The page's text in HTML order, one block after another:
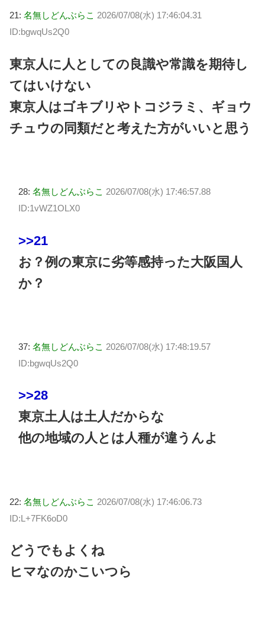
21: 名無しどんぶらこ 2026/07/08(水) 17:46:04.31
ID:bgwqUs2Q0
東京人に人としての良識や常識を期待し
てはいけない
東京人はゴキブリやトコジラミ、ギョウ
チュウの同類だと考えた方がいいと思う
28: 名無しどんぶらこ 2026/07/08(水) 17:46:57.88
ID:1vWZ1OLX0
>>21
お？例の東京に劣等感持った大阪国人
か？
37: 名無しどんぶらこ 2026/07/08(水) 17:48:19.57
ID:bgwqUs2Q0
>>28
東京土人は土人だからな
他の地域の人とは人種が違うんよ
22: 名無しどんぶらこ 2026/07/08(水) 17:46:06.73
ID:L+7FK6oD0
どうでもよくね
ヒマなのかこいつら